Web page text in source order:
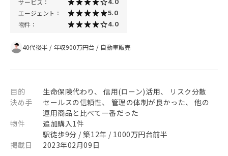
サービス： 4.0
エージェント： 5.0
物件： 4.0
40代後半 / 年収900万円台 / 自動車販売
目的
生命保険代わり、 信用(ローン)活用、 リスク分散
決め手
セールスの信頼性、 管理の体制が良かった、 他の
運用商品と比べて一番だった
物件
追加購入1件
駅徒歩9分 / 築12年 / 1000万円台前半
掲載日
2023年02月09日